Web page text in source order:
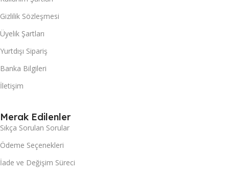
Gizlilik Sözleşmesi
Üyelik Şartları
Yurtdışı Sipariş
Banka Bilgileri
İletişim
Merak Edilenler
Sıkça Sorulan Sorular
Ödeme Seçenekleri
İade ve Değişim Süreci